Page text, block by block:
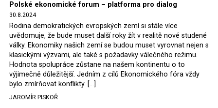
2022, než byl tento případ z důvodu uzavření dohody
Polska s Českou republikou o odstranění příčin sporu o
důl Turów vymazán z rejstříku tribunálu. Celkem si
Polsko nechalo z přiznaných evropských fondů odečíst
asi 70 milionů eur na pokutách a 45 milionů eur
zaplatilo jako odškodnění České republice – ale jak důl,
tak elektrárna nadále fungovaly. Už tehdy zástupci
tehdejší opozice a dnes vládnoucí koalice, jako
místopředseda Občanské platformy (PO) Rafał
Polské ekonomické forum – platforma pro dialog
30.8.2024
Rodina demokratických evropských zemí si stále více
uvědomuje, že bude muset další roky žít v realitě nové studené
války. Ekonomiky našich zemí se budou muset vyrovnat nejen s
klasickými výzvami, ale také s požadavky válečného režimu.
Hodnota spolupráce zůstane na našem kontinentu o to
výjimečně důležitější. Jedním z cílů Ekonomického fóra vždy
bylo zmírňovat konflikty. […]
JAROMÍR PISKOŘ